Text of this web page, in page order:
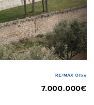
RE/MAX Oltre
7.000.000€